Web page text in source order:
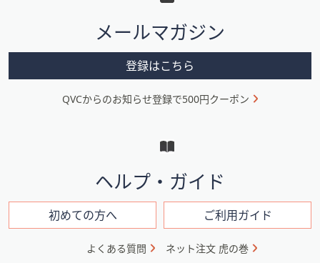
メ
ニ
ン
メールマガジン
登録はこちら
QVCからのお知らせ登録で500円クーポン
ヘルプ・ガイド
初めての方へ ご利用ガイド
よくある質問 ネット注文 虎の巻